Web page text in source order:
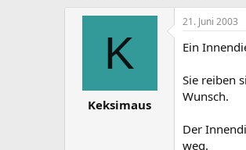
g
a
t
K
Keksimaus
21. Juni 2003
Ein
Sie reiben
Wunsch.
Der
weg.